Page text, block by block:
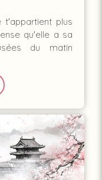
plus
qu'elle a sa
du matin